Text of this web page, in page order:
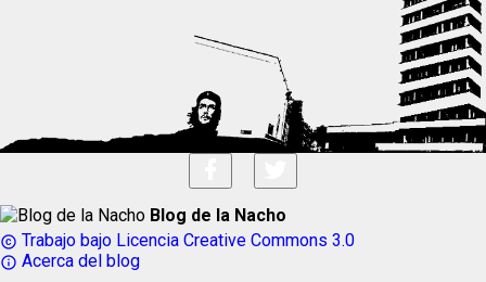
Blog de la Nacho
copyright Trabajo bajo Licencia Creative Commons 3.0
info_outline Acerca del blog